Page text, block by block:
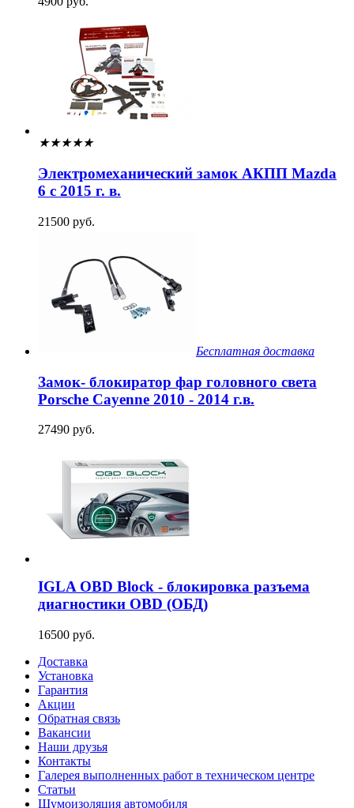
★★★★★
Электромеханический замок АКПП Mazda
6 с 2015 г. в.
21500 руб.
Бесплатная доставка
Замок- блокиратор фар головного света
Porsche Cayenne 2010 - 2014 г.в.
27490 руб.
IGLA OBD Block - блокировка разъема
диагностики OBD (ОБД)
16500 руб.
Доставка
Установка
Гарантия
Акции
Обратная связь
Вакансии
Наши друзья
Контакты
Галерея выполненных работ в техническом центре
Статьи
Шумоизоляция автомобиля